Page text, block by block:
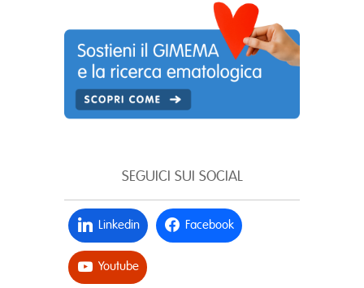
SEGUICI SUI SOCIAL
Linkedin Facebook
Youtube